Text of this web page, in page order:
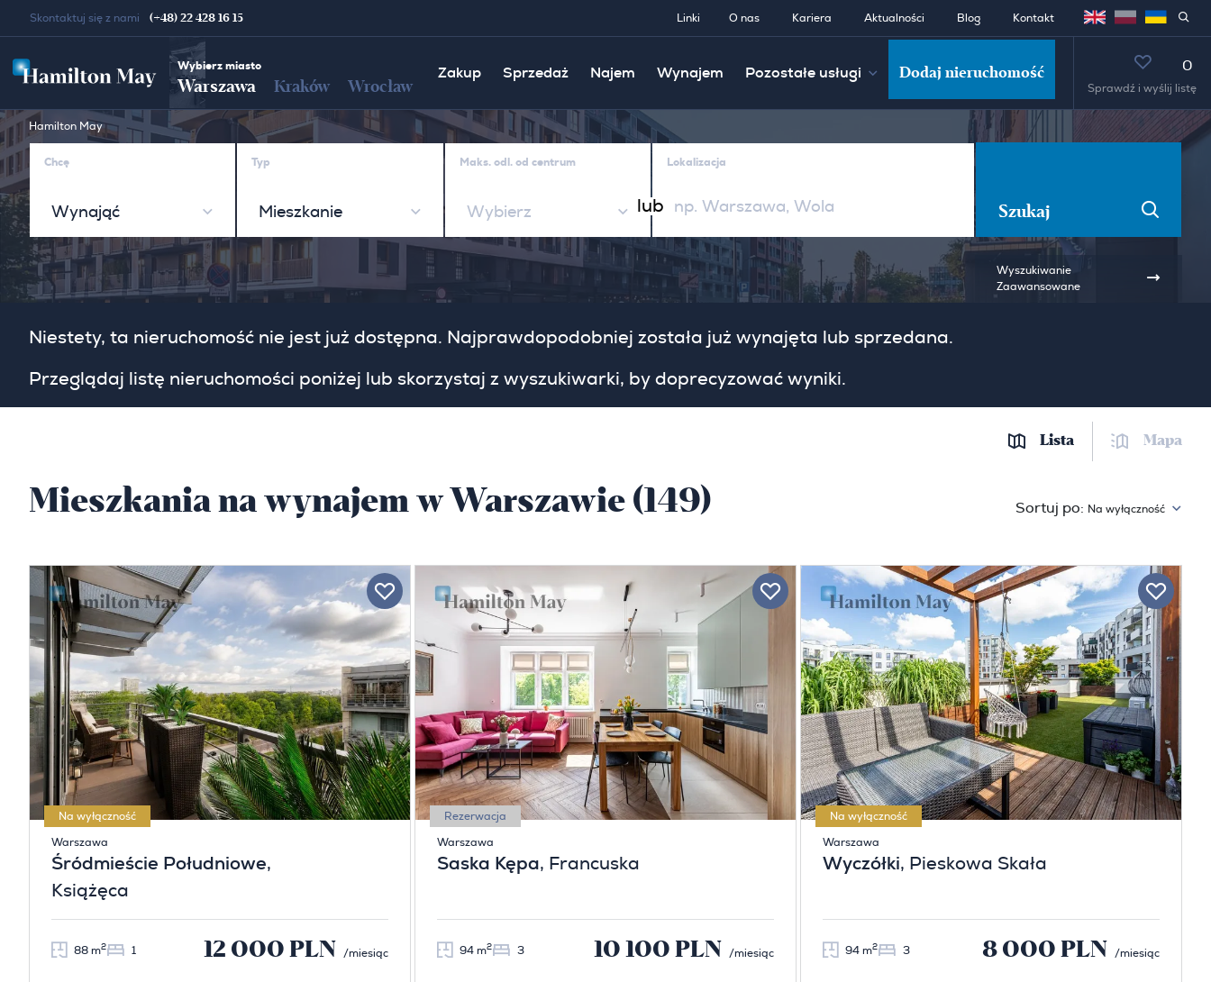
Skontaktuj się z nami (+48) 22 428 16 15 Linki O nas Kariera Aktualności Blog Kontakt
Wybierz miasto
Warszawa Kraków Wrocław
Zakup Sprzedaż Najem Wynajem Pozostałe usługi Dodaj nieruchomość 0
Sprawdź i wyślij listę
Hamilton May
Chcę
Wynająć
Typ
Mieszkanie
Maks. odl. od centrum
Wybierz lub
Lokalizacja
Szukaj
Wyszukiwanie
Zaawansowane
Niestety, ta nieruchomość nie jest już dostępna. Najprawdopodobniej została już wynajęta lub sprzedana.
Przeglądaj listę nieruchomości poniżej lub skorzystaj z wyszukiwarki, by doprecyzować wyniki.
Lista Mapa
Mieszkania na wynajem w Warszawie (149) Sortuj po: Na wyłączność
Na wyłączność
Warszawa
Śródmieście Południowe,
Książęca
88 m2 1 12 000 PLN /miesiąc
Rezerwacja
Warszawa
Saska Kępa, Francuska
94 m2 3 10 100 PLN /miesiąc
Na wyłączność
Warszawa
Wyczółki, Pieskowa Skała
94 m2 3 8 000 PLN /miesiąc